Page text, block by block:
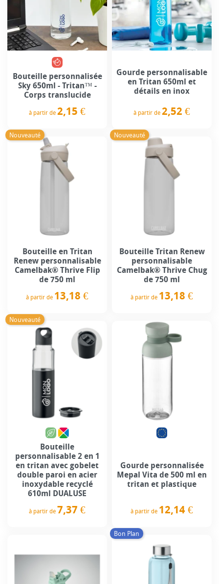
Bouteille personnalisée
Sky 650ml - Tritan™ -
Corps translucide
à partir de 2,15 €
Gourde personnalisable
en Tritan 650ml et
détails en inox
à partir de 2,52 €
Nouveauté
Bouteille en Tritan
Renew personnalisable
Camelbak® Thrive Flip
de 750 ml
à partir de 13,18 €
Nouveauté
Bouteille Tritan Renew
personnalisable
Camelbak® Thrive Chug
de 750 ml
à partir de 13,18 €
Nouveauté
Bouteille
personnalisable 2 en 1
en tritan avec gobelet
double paroi en acier
inoxydable recyclé
610ml DUALUSE
à partir de 7,37 €
Gourde personnalisée
Mepal Vita de 500 ml en
tritan et plastique
à partir de 12,14 €
Bon Plan